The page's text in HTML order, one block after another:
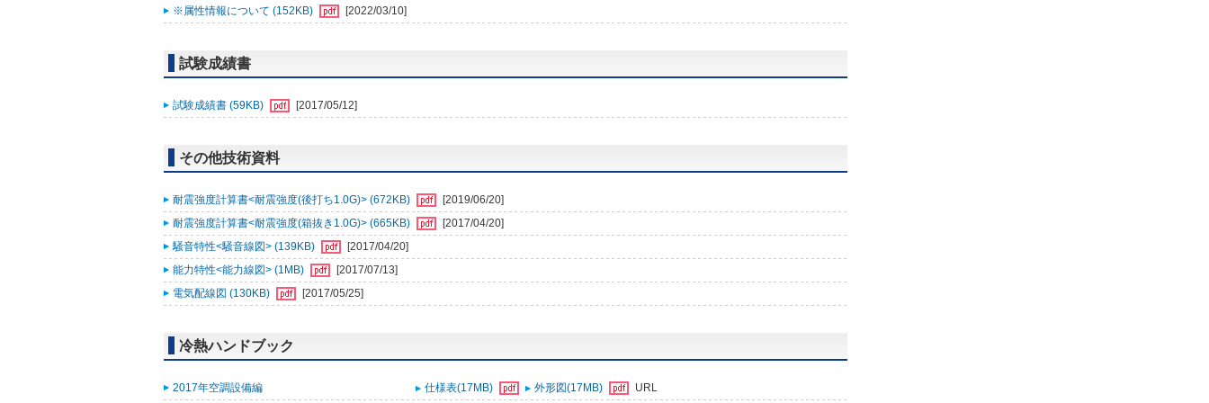
※属性情報について (152KB) [2022/03/10]
試験成績書
試験成績書 (59KB) [2017/05/12]
その他技術資料
耐震強度計算書<耐震強度(後打ち1.0G)> (672KB)
[2019/06/20]
耐震強度計算書<耐震強度(箱抜き1.0G)> (665KB)
[2017/04/20]
騒音特性<騒音線図> (139KB)
[2017/04/20]
能力特性<能力線図> (1MB)
[2017/07/13]
電気配線図 (130KB)
[2017/05/25]
冷熱ハンドブック
2017年空調設備編 仕様表(17MB) 外形図(17MB) URL